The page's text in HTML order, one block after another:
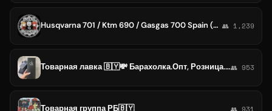
Husqvarna 701 / Ktm 690 / Gasgas 700 Spain (HKG) 👥 1,239
Товарная лавка 🇧🇾💸 Барахолка.Опт, Розница.Товарка.👥 953
Товарная группа РБ🇧🇾 👥 931